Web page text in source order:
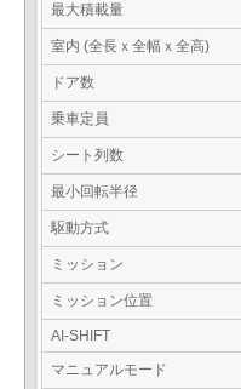
最大積載量
室内 (全長ｘ全幅ｘ全高)
ドア数
乗車定員
シート列数
最小回転半径
駆動方式
ミッション
ミッション位置
AI-SHIFT
マニュアルモード